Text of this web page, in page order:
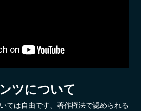
ツについて
ては自由です、著作権法で認められる